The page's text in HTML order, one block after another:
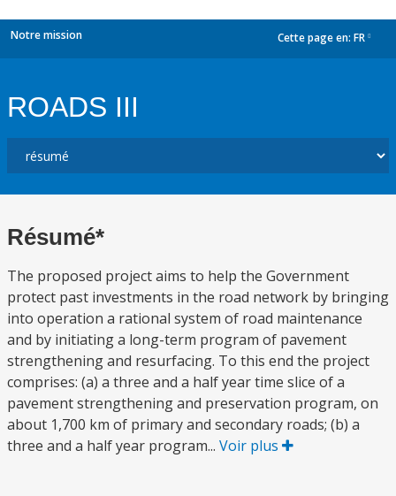
Notre mission Cette page en: FR
ROADS III
Résumé*
The proposed project aims to help the Government
protect past investments in the road network by bringing
into operation a rational system of road maintenance
and by initiating a long-term program of pavement
strengthening and resurfacing. To this end the project
comprises: (a) a three and a half year time slice of a
pavement strengthening and preservation program, on
about 1,700 km of primary and secondary roads; (b) a
three and a half year program... Voir plus